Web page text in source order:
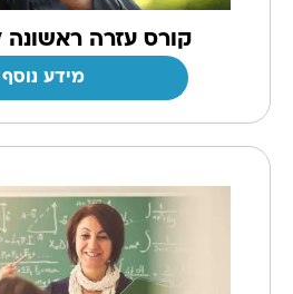
קורס עזרה
מידע נוסף